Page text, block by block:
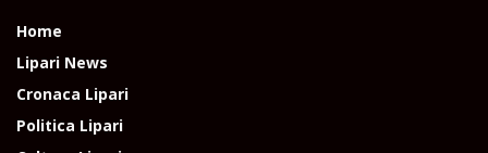
Home
Lipari News
Cronaca Lipari
Politica Lipari